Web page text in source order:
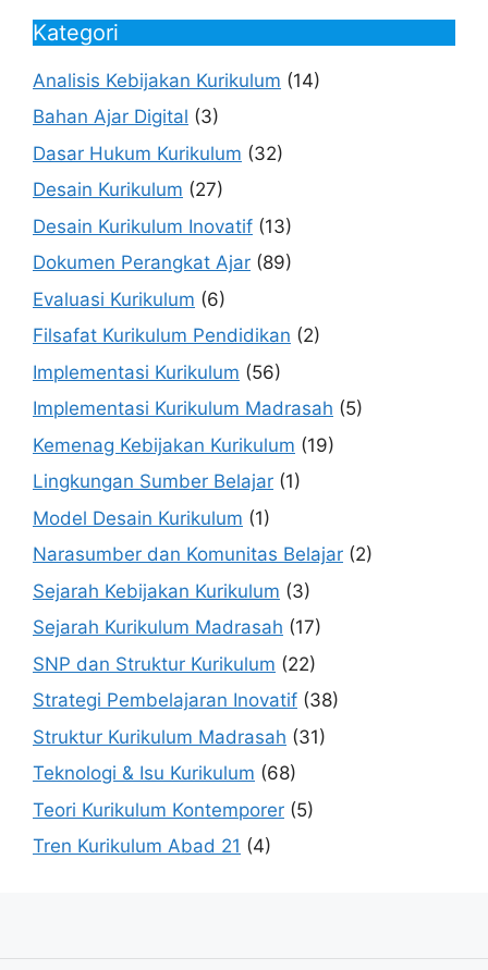
Kategori
Analisis Kebijakan Kurikulum (14)
Bahan Ajar Digital (3)
Dasar Hukum Kurikulum (32)
Desain Kurikulum (27)
Desain Kurikulum Inovatif (13)
Dokumen Perangkat Ajar (89)
Evaluasi Kurikulum (6)
Filsafat Kurikulum Pendidikan (2)
Implementasi Kurikulum (56)
Implementasi Kurikulum Madrasah (5)
Kemenag Kebijakan Kurikulum (19)
Lingkungan Sumber Belajar (1)
Model Desain Kurikulum (1)
Narasumber dan Komunitas Belajar (2)
Sejarah Kebijakan Kurikulum (3)
Sejarah Kurikulum Madrasah (17)
SNP dan Struktur Kurikulum (22)
Strategi Pembelajaran Inovatif (38)
Struktur Kurikulum Madrasah (31)
Teknologi & Isu Kurikulum (68)
Teori Kurikulum Kontemporer (5)
Tren Kurikulum Abad 21 (4)